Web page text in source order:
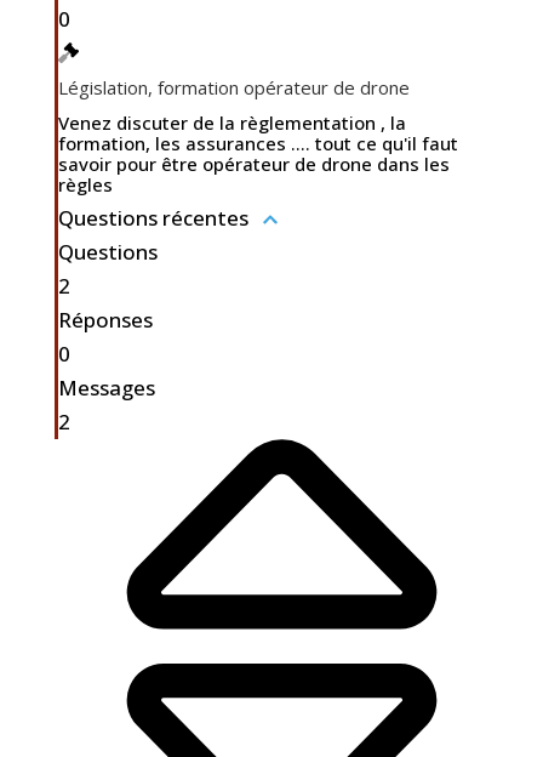
0
Législation, formation opérateur de drone
Venez discuter de la règlementation , la
formation, les assurances .... tout ce qu'il faut
savoir pour être opérateur de drone dans les
règles
Questions récentes
Questions
2
Réponses
0
Messages
2